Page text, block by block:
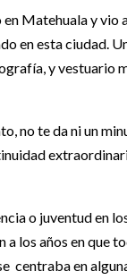
Matehuala y vio
en esta ciudad.
y vestuario
no te da ni un
o juventud en
a los años en que
centraba en